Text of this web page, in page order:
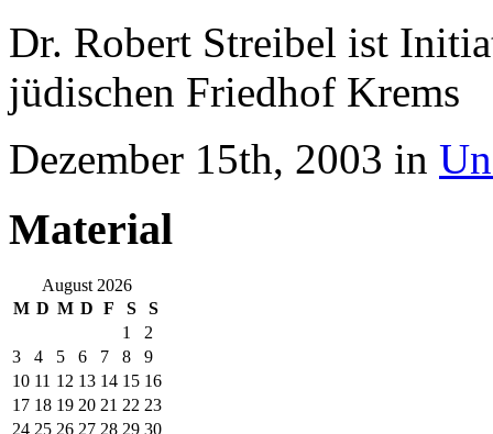
Dr. Robert Streibel ist
jüdischen Friedhof Krems
Dezember 15th, 2003 in
Material
August 2026
M D M D F S
S
1
2
3
4 5 6 7 8
9
10 11 12 13 14 15 16
17 18 19 20 21 22 23
24 25 26 27 28 29 30